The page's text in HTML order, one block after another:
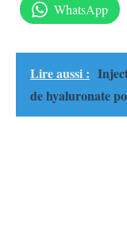
WhatsApp
Lire aussi :
de hyaluronate